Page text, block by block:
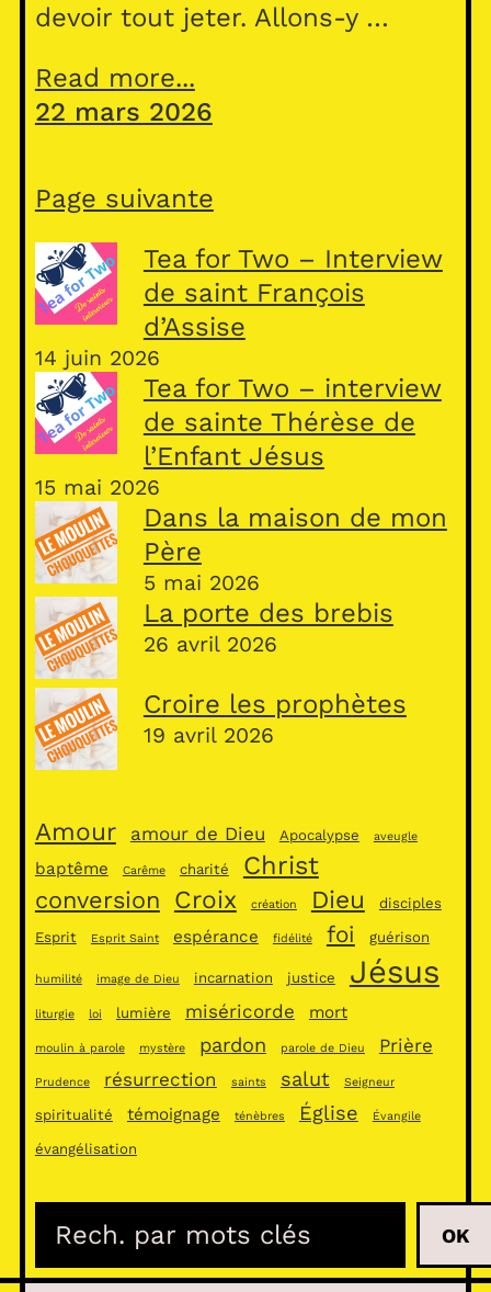
devoir tout jeter. Allons-y …
Read more...
22 mars 2026
Page suivante
Tea for Two – Interview
de saint François
d’Assise
14 juin 2026
Tea for Two – interview
de sainte Thérèse de
l’Enfant Jésus
15 mai 2026
Dans la maison de mon
Père
5 mai 2026
La porte des brebis
26 avril 2026
Croire les prophètes
19 avril 2026
Amour amour de Dieu Apocalypse aveugle
baptême Carême charité Christ
conversion Croix création Dieu disciples
Esprit Esprit Saint espérance fidélité foi guérison
humilité image de Dieu incarnation justice Jésus
liturgie loi lumière miséricorde mort
moulin à parole mystère pardon parole de Dieu Prière
Prudence résurrection saints salut Seigneur
spiritualité témoignage ténèbres Église Évangile
évangélisation
c
OK